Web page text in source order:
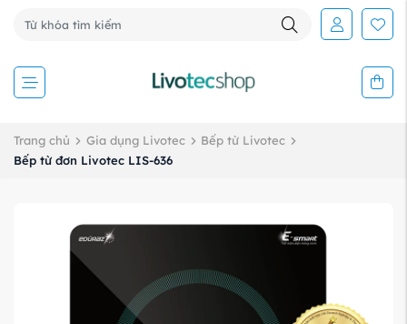
Trang chủ Gia dụng Livotec
Bếp từ Livotec
Bếp từ đơn Livotec LIS-636